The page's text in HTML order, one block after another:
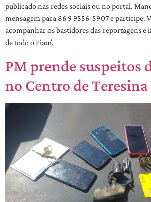
publicado nas redes sociais ou no portal.
mensagem para 86 9 9556-5907 e participe.
acompanhar os bastidores das reportagens e
de todo o Piauí.
PM prende suspeitos
no Centro de Teresina